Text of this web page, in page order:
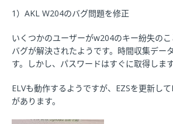
1）AKL W204のバグ問題を修正
いくつかのユーザーがw204のキー紛失のこ
バグが解決されたようです。時間収集デー
す。しかし、パスワードはすぐに取得します
ELVも動作するようですが、EZSを更新し
があります。